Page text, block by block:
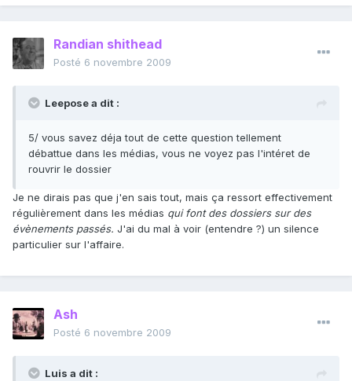
Randian shithead
Posté 6 novembre 2009
Leepose a dit :
5/ vous savez déja tout de cette question tellement
débattue dans les médias, vous ne voyez pas l'intéret de
rouvrir le dossier
Je ne dirais pas que j'en sais tout, mais ça ressort effectivement
régulièrement dans les médias qui font des dossiers sur des
évènements passés. J'ai du mal à voir (entendre ?) un silence
particulier sur l'affaire.
Ash
Posté 6 novembre 2009
Luis a dit :